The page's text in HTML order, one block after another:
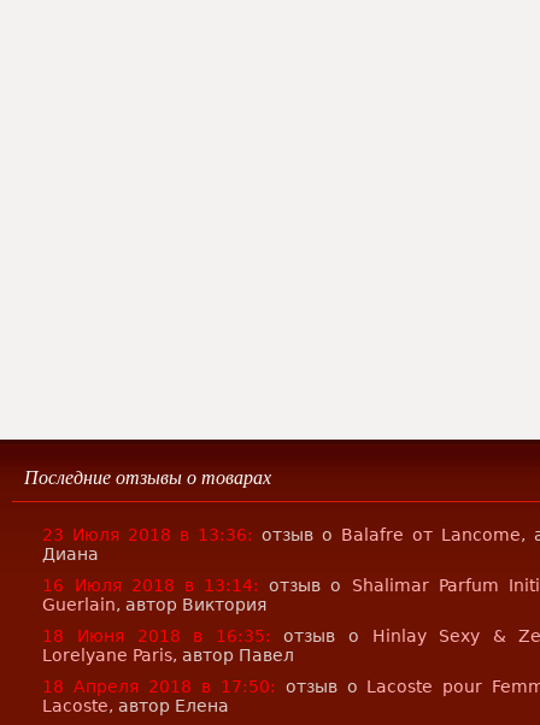
Последние отзывы о товарах
23 Июля 2018 в 13:36: отзыв о Balafre от Lancome,
Диана
16 Июля 2018 в 13:14:
отзыв о Shalimar Parfum
Guerlain, автор Виктория
18 Июня 2018 в 16:35:
отзыв о Hinlay Sexy &
Lorelyane Paris, автор Павел
18 Апреля 2018 в 17:50:
отзыв о Lacoste pour
Lacoste, автор Елена